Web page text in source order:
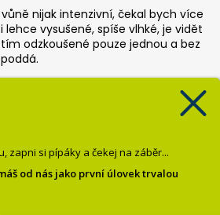
nijak intenzivní, čekal bych více
vysušené, spíše vlhké, je vidět
odzkoušené pouze jednou a bez
zapni si pípáky a čekej na záběr...
od nás jako první úlovek trvalou